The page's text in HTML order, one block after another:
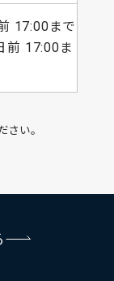
17:00まで
前 17:00ま
さい。